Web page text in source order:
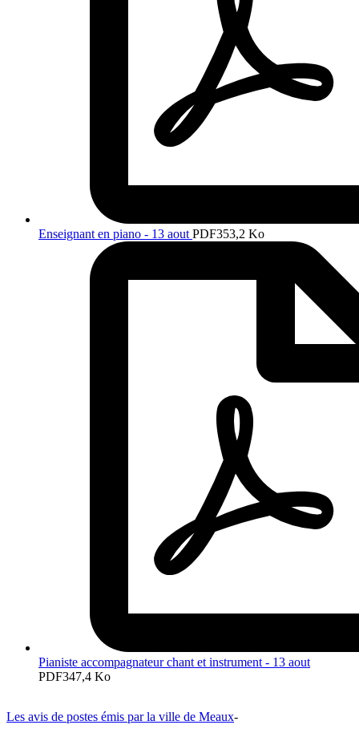
Enseignant en piano - 13 aout PDF353,2 Ko
Pianiste accompagnateur chant et instrument - 13 aout
PDF347,4 Ko
Les avis de postes émis par la ville de Meaux-